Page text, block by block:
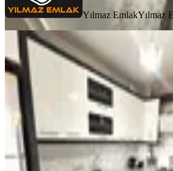
Yılmaz EmlakYılmaz
BALKONLU
Özdemir Emlak'tan
Dibinde Cadde
Mamak, Yeşilbayır
3+1·120 m² 3. Kat ·
2.990.000 ₺